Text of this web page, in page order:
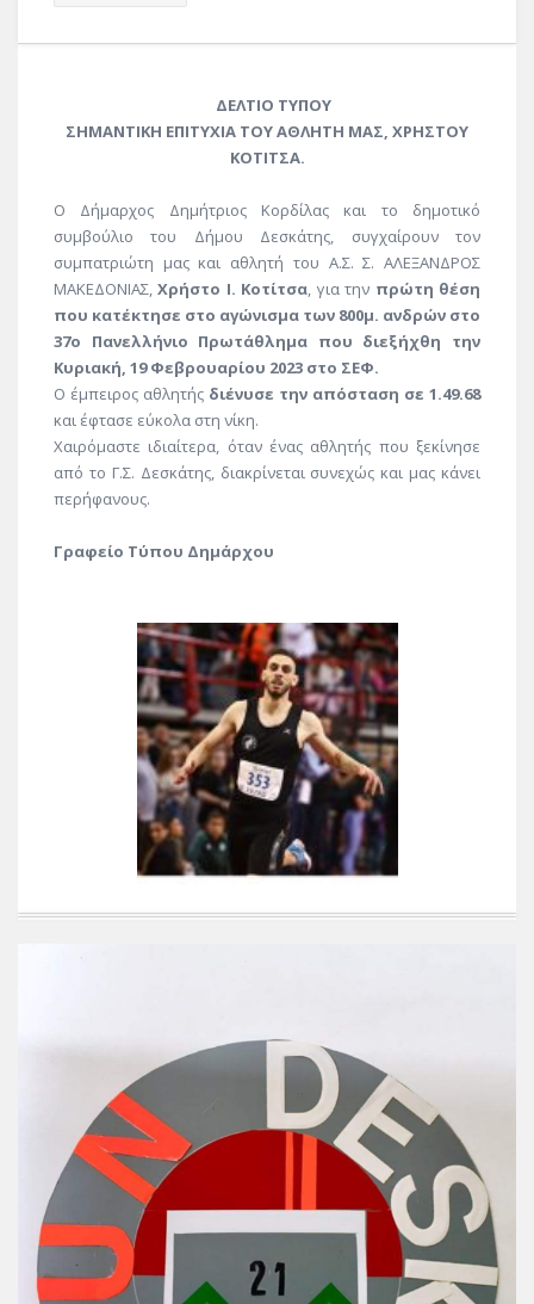
ΔΕΛΤΙΟ ΤΥΠΟΥ
ΣΗΜΑΝΤΙΚΗ ΕΠΙΤΥΧΙΑ ΤΟΥ ΑΘΛΗΤΗ ΜΑΣ, ΧΡΗΣΤΟΥ
ΚΟΤΙΤΣΑ.
Ο Δήμαρχος Δημήτριος Κορδίλας και το δημοτικό
συμβούλιο του Δήμου Δεσκάτης, συγχαίρουν τον
συμπατριώτη μας και αθλητή του Α.Σ. Σ. ΑΛΕΞΑΝΔΡΟΣ
ΜΑΚΕΔΟΝΙΑΣ,Χρήστο Ι. Κοτίτσα, για την πρώτη θέση
που κατέκτησε στο αγώνισμα των 800μ. ανδρών στο
37ο Πανελλήνιο Πρωτάθλημα που διεξήχθη την
Κυριακή, 19 Φεβρουαρίου 2023 στο ΣΕΦ.
Ο έμπειρος αθλητής διένυσε την απόσταση σε 1.49.68
και έφτασε εύκολα στη νίκη.
Χαιρόμαστε ιδιαίτερα, όταν ένας αθλητής που ξεκίνησε
από το Γ.Σ. Δεσκάτης, διακρίνεται συνεχώς και μας κάνει
περήφανους.
Γραφείο Τύπου Δημάρχου